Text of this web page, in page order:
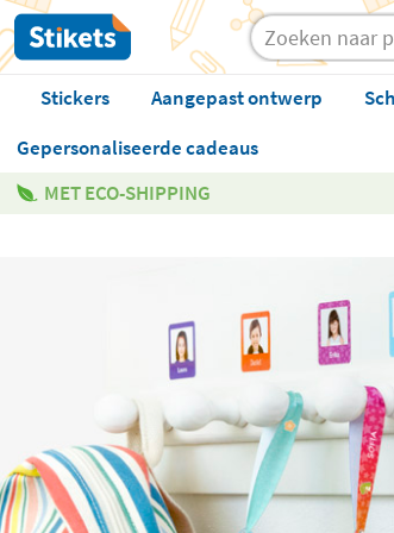
Stickers Aangepast ontwerp
Gepersonaliseerde cadeaus
MET ECO-SHIPPING